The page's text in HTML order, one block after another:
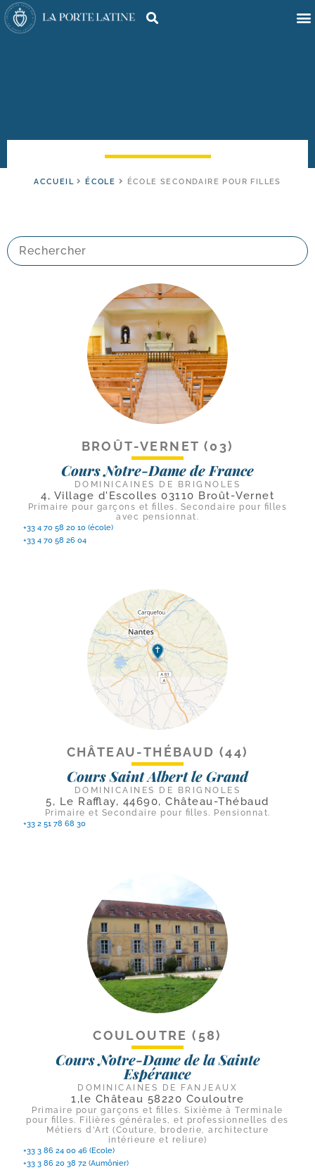
ACCUEIL ÉCOLE ÉCOLE SECONDAIRE POUR FILLES
BROÛT-VERNET (03)
Cours Notre-Dame de France
DOMINICAINES DE BRIGNOLES
4, Village d'Escolles 03110 Broût-Vernet
Primaire pour garçons et filles. Secondaire pour filles
avec pensionnat.
+33 4 70 58 20 10 (école)
+33 4 70 58 26 04
CHÂTEAU-THÉBAUD (44)
Cours Saint Albert le Grand
DOMINICAINES DE BRIGNOLES
5, Le Rafflay, 44690, Château-Thébaud
Primaire et Secondaire pour filles. Pensionnat.
+33 2 51 78 68 30
COULOUTRE (58)
Cours Notre-Dame de la Sainte
Espérance
DOMINICAINES DE FANJEAUX
1,le Château 58220 Couloutre
Primaire pour garçons et filles. Sixième à Terminale
pour filles. Filières générales, et professionnelles des
Métiers d'Art (Couture, broderie, architecture
intérieure et reliure)
+33 3 86 24 00 46 (Ecole)
+33 3 86 20 38 72 (Aumônier)